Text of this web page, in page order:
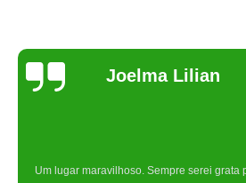
Joelma Lilian
Um lugar maravilhoso. Sempre serei grata